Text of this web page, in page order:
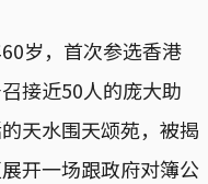
岁，首次参选香港
接近50人的庞大助
天水围天颂苑，被揭
开一场跟政府对簿公